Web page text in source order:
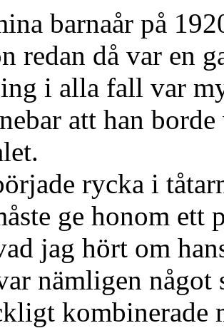
barnaår på
redan då var en
i alla fall var
att han
rycka i
ge honom ett
jag hört om
nämligen
kombinerade